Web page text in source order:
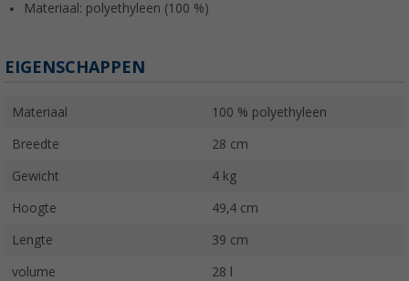
Materiaal: polyethyleen (100 %)
EIGENSCHAPPEN
Materiaal 100 % polyethyleen
Breedte 28 cm
Gewicht 4 kg
Hoogte 49,4 cm
Lengte 39 cm
volume 28 l